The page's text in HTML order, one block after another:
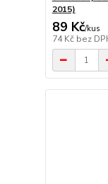
2015)
89 Kč/kus
74 Kč bez